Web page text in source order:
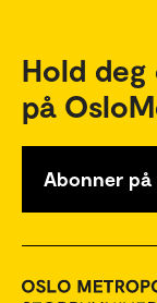
Hold
på
Abonner